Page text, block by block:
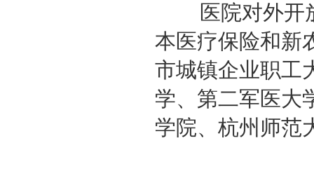
医院对外开放
本医疗保险和新
市城镇企业职工
学、第二军医大
学院、杭州师范